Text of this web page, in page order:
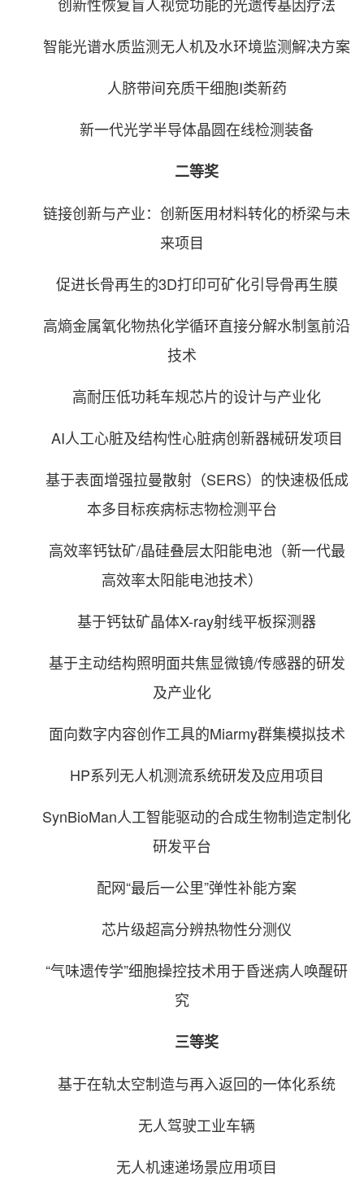
智能光谱水质监测无人机及水环境监测解决方案
人脐带间充质干细胞I类新药
新一代光学半导体晶圆在线检测装备
二等奖
链接创新与产业：创新医用材料转化的桥梁与未
来项目
促进长骨再生的3D打印可矿化引导骨再生膜
高熵金属氧化物热化学循环直接分解水制氢前沿
技术
高耐压低功耗车规芯片的设计与产业化
AI人工心脏及结构性心脏病创新器械研发项目
基于表面增强拉曼散射（SERS）的快速极低成
本多目标疾病标志物检测平台
高效率钙钛矿/晶硅叠层太阳能电池（新一代最
高效率太阳能电池技术）
基于钙钛矿晶体X-ray射线平板探测器
基于主动结构照明面共焦显微镜/传感器的研发
及产业化
面向数字内容创作工具的Miarmy群集模拟技术
HP系列无人机测流系统研发及应用项目
SynBioMan人工智能驱动的合成生物制造定制化
研发平台
配网“最后一公里”弹性补能方案
芯片级超高分辨热物性分测仪
“气味遗传学”细胞操控技术用于昏迷病人唤醒研
究
三等奖
基于在轨太空制造与再入返回的一体化系统
无人驾驶工业车辆
无人机速递场景应用项目